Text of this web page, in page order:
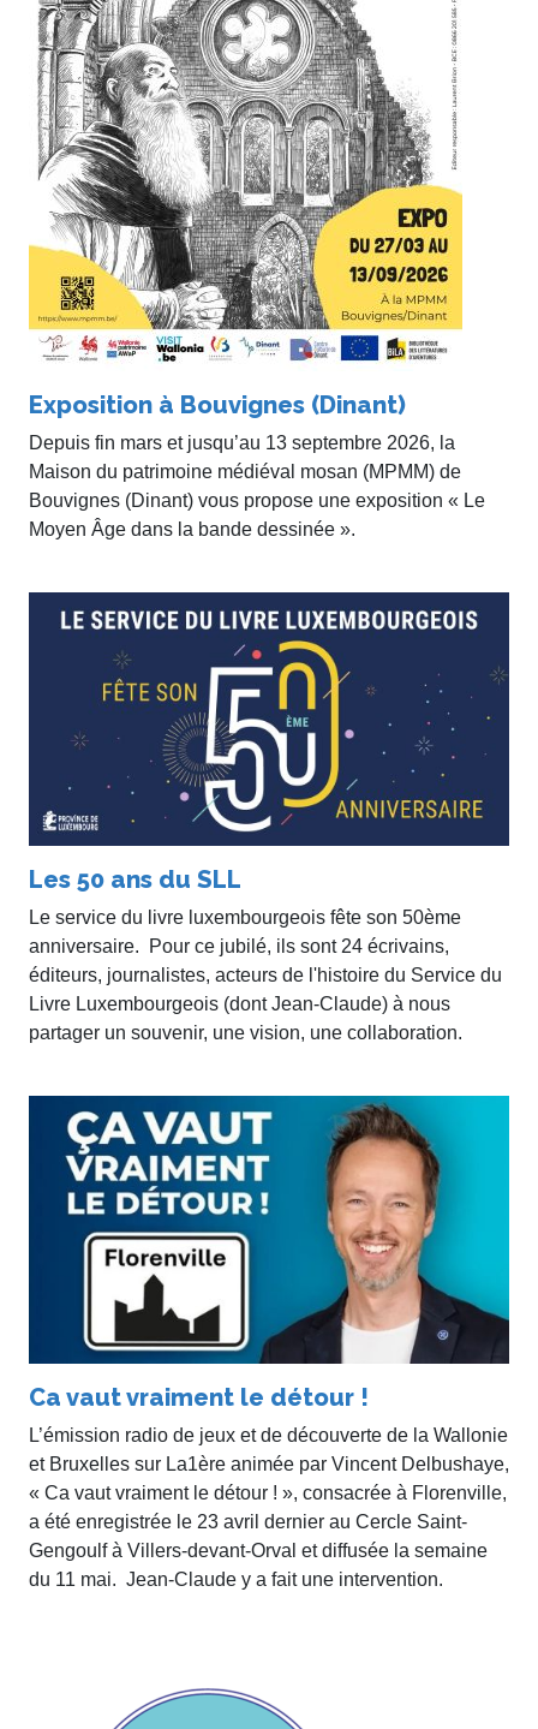
Exposition à Bouvignes (Dinant)
Depuis fin mars et jusqu’au 13 septembre 2026, la
Maison du patrimoine médiéval mosan (MPMM) de
Bouvignes (Dinant) vous propose une exposition « Le
Moyen Âge dans la bande dessinée ».
Les 50 ans du SLL
Le service du livre luxembourgeois fête son 50ème
anniversaire. Pour ce jubilé, ils sont 24 écrivains,
éditeurs, journalistes, acteurs de l'histoire du Service du
Livre Luxembourgeois (dont Jean-Claude) à nous
partager un souvenir, une vision, une collaboration.
Ca vaut vraiment le détour !
L’émission radio de jeux et de découverte de la Wallonie
et Bruxelles sur La1ère animée par Vincent Delbushaye,
« Ca vaut vraiment le détour ! », consacrée à Florenville,
a été enregistrée le 23 avril dernier au Cercle Saint-
Gengoulf à Villers-devant-Orval et diffusée la semaine
du 11 mai. Jean-Claude y a fait une intervention.